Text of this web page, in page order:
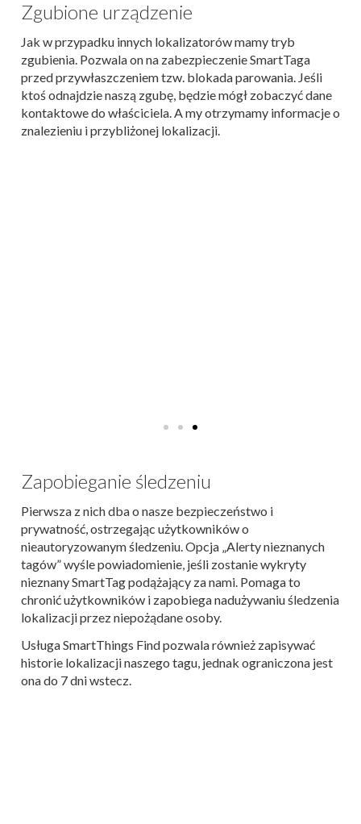
Zgubione urządzenie
Jak w przypadku innych lokalizatorów mamy tryb
zgubienia. Pozwala on na zabezpieczenie SmartTaga
przed przywłaszczeniem tzw. blokada parowania. Jeśli
ktoś odnajdzie naszą zgubę, będzie mógł zobaczyć dane
kontaktowe do właściciela. A my otrzymamy informacje o
znalezieniu i przybliżonej lokalizacji.
Zapobieganie śledzeniu
Pierwsza z nich dba o nasze bezpieczeństwo i
prywatność, ostrzegając użytkowników o
nieautoryzowanym śledzeniu. Opcja „Alerty nieznanych
tagów” wyśle powiadomienie, jeśli zostanie wykryty
nieznany SmartTag podążający za nami. Pomaga to
chronić użytkowników i zapobiega nadużywaniu śledzenia
lokalizacji przez niepożądane osoby.
Usługa SmartThings Find pozwala również zapisywać
historie lokalizacji naszego tagu, jednak ograniczona jest
ona do 7 dni wstecz.